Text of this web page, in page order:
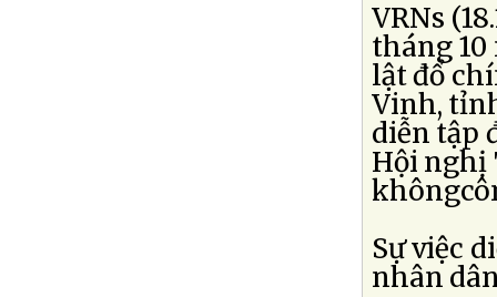
VRNs
tháng 10
lật đổ
Vinh,
diễn tập
Hội nghị
Sự việc
nhân